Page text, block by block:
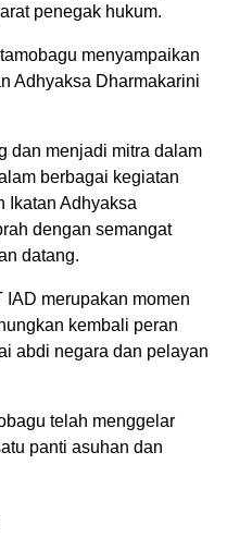
penegak hukum.
menyampaikan
Adhyaksa Dharmakarini
dan menjadi mitra dalam
berbagai kegiatan
Ikatan Adhyaksa
dengan semangat
datang.
IAD merupakan momen
kembali peran
abdi negara dan pelayan
telah menggelar
panti asuhan dan